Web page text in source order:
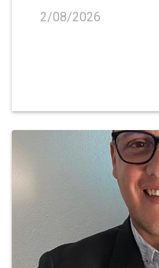
2/08/2026